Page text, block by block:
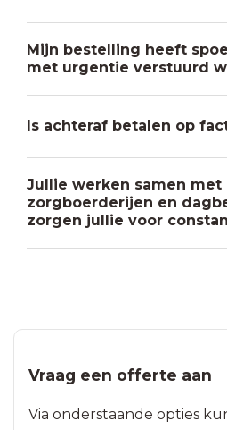
Mijn bestelling heeft
met urgentie verstuurd
Is achteraf betalen op
Jullie werken samen met
zorgboerderijen en
zorgen jullie voor
Vraag een offerte aan
Via onderstaande opties